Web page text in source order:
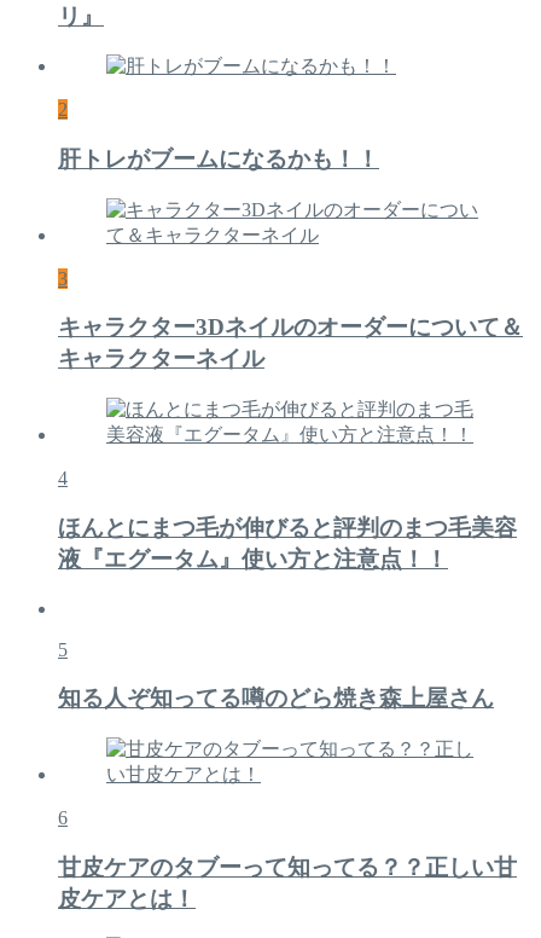
リ』
2
肝トレがブームになるかも！！
3
キャラクター3Dネイルのオーダーについて＆
キャラクターネイル
4
ほんとにまつ毛が伸びると評判のまつ毛美容
液『エグータム』使い方と注意点！！
5
知る人ぞ知ってる噂のどら焼き森上屋さん
6
甘皮ケアのタブーって知ってる？？正しい甘
皮ケアとは！